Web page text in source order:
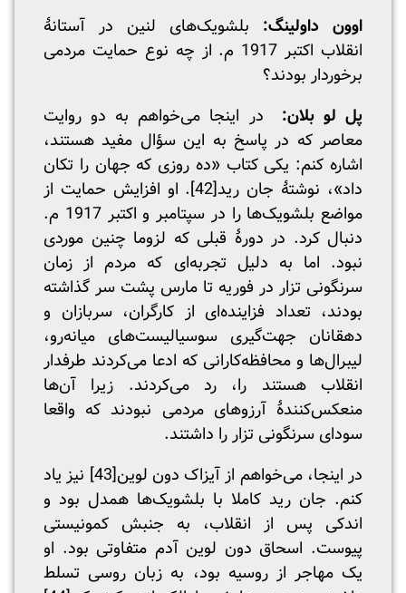
اوون داولینگ: بلشویک‌های لنین در آستانۀ
انقلاب اکتبر 1917 م. از چه نوع حمایت مردمی
برخوردار بودند؟
پل لو بلان: در اینجا می‌خواهم به دو روایت
معاصر که در پاسخ به این سؤال مفید هستند،
اشاره کنم: یکی کتاب «ده روزی که جهان را تکان
داد»، نوشتۀ جان رید[42]
. او افزایش حمایت از
مواضع بلشویک‌ها را در سپتامبر و اکتبر 1917 م.
دنبال کرد. در دورۀ قبلی که لزوما چنین موردی
نبود. اما به دلیل تجربه‌ای که مردم از زمان
سرنگونی تزار در فوریه تا مارس پشت سر گذاشته
بودند، تعداد فزاینده‌ای از کارگران، سربازان و
دهقانان جهت‌گیری سوسیالیست‌های میانه‌رو،
لیبرال‌ها و محافظه‌کارانی که ادعا می‌کردند طرفدار
انقلاب هستند را، رد می‌کردند. زیرا آن‌ها
منعکس‌کنندۀ آرزوهای مردمی نبودند که واقعا
سودای سرنگونی تزار را داشتند.
در اینجا، می‌خواهم از آیزاک دون لوین[43]
نیز یاد
کنم. جان رید کاملا با بلشویک‌ها همدل بود و
اندکی پس از انقلاب، به جنبش کمونیستی
پیوست. اسحاق دون لوین آدم متفاوتی بود. او
یک مهاجر از روسیه بود، به زبان روسی تسلط